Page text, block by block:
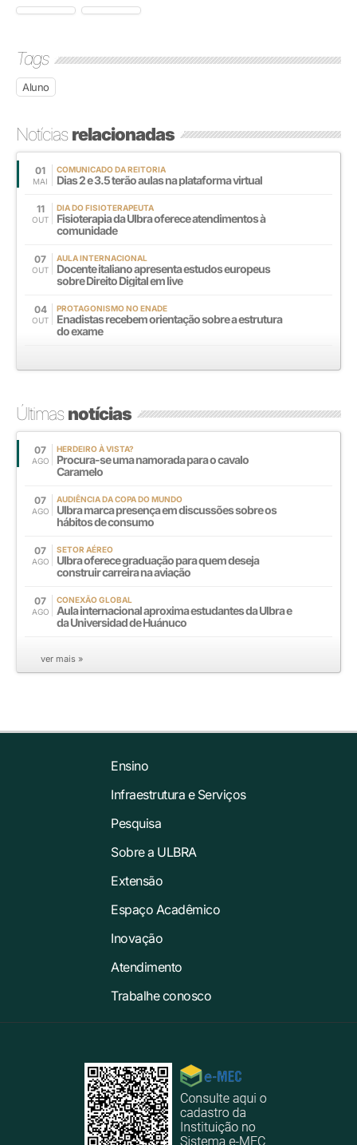
Tags
Aluno
Notíciasrelacionadas
01
MAI
COMUNICADO DA REITORIA
Dias 2 e 3.5 terão aulas na plataforma virtual
11
OUT
DIA DO FISIOTERAPEUTA
Fisioterapia da Ulbra oferece atendimentos à
comunidade
07
OUT
AULA INTERNACIONAL
Docente italiano apresenta estudos europeus
sobre Direito Digital em live
04
OUT
PROTAGONISMO NO ENADE
Enadistas recebem orientação sobre a estrutura
do exame
Últimasnotícias
07
AGO
HERDEIRO À VISTA?
Procura-se uma namorada para o cavalo
Caramelo
07
AGO
AUDIÊNCIA DA COPA DO MUNDO
Ulbra marca presença em discussões sobre os
hábitos de consumo
07
AGO
SETOR AÉREO
Ulbra oferece graduação para quem deseja
construir carreira na aviação
07
AGO
CONEXÃO GLOBAL
Aula internacional aproxima estudantes da Ulbra e
da Universidad de Huánuco
ver mais »
Ensino
Infraestrutura e Serviços
Pesquisa
Sobre a ULBRA
Extensão
Espaço Acadêmico
Inovação
Atendimento
Trabalhe conosco